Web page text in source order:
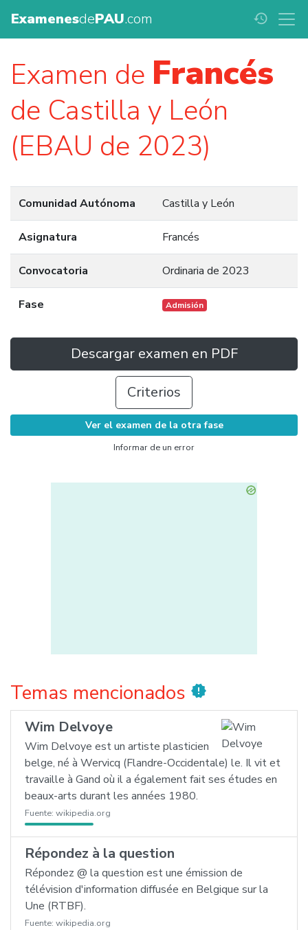
ExamenesdePAU.com history
Examen de Francés
de Castilla y León
(EBAU de 2023)
Comunidad Autónoma Castilla y León
Asignatura Francés
Convocatoria Ordinaria de 2023
Fase Admisión
Descargar examen en PDF
Criterios
Ver el examen de la otra fase
Informar de un error
Temas mencionados new_releases
Wim Delvoye
Wim Delvoye est un artiste plasticien
belge, né à Wervicq (Flandre-Occidentale) le. Il vit et
travaille à Gand où il a également fait ses études en
beaux-arts durant les années 1980.
Fuente: wikipedia.org
Répondez à la question
Répondez @ la question est une émission de
télévision d'information diffusée en Belgique sur la
Une (RTBF).
Fuente: wikipedia.org